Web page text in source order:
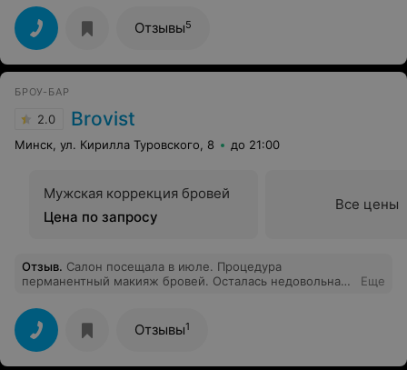
владелица данного салона - ❤️
Отзывы5
БРОУ-БАР
2.0 Brovist
Минск, ул. Кирилла Туровского, 8 до 21:00
Мужская коррекция бровей
Цена по запросу
Все цены
Отзыв. Салон посещала в июле. Процедура
перманентный макияж бровей. Осталась недовольна
кончики бровей на разных уровнях. Выполняла данную
процедуру мастер Светлана с 4-х летним стажем. Но,
надо отдать должное, деньги за неудачный
перманентный макияж мне вернули. Вот такое
Еще
Отзывы1